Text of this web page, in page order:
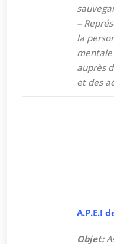
–
la
auprès
et des
A.P.E.I
Objet:A